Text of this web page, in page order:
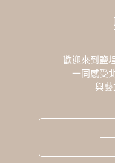
歡迎來到鹽
一同感受
與藝